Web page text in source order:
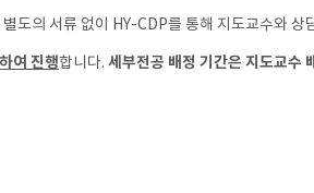
도의 서류 없이 HY-CDP를 통해 지도교수와 상
여 진행합니다. 세부전공 배정 기간은 지도교수